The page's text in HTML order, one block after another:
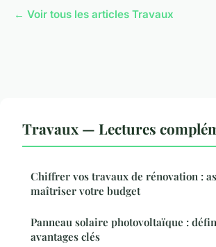
← Voir tous les articles Travaux
Travaux — Lectures
Chiffrer vos travaux de rénovation :
maîtriser votre budget
Panneau solaire photovoltaïque :
avantages clés